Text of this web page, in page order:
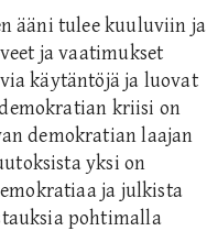
ääni tulee kuuluviin ja
ja vaatimukset
käytäntöjä ja luovat
kriisi on
demokratian laajan
yksi on
ja julkista
pohtimalla